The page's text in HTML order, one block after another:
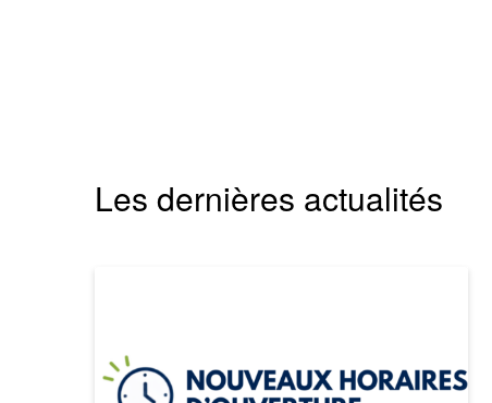
Les dernières actualités